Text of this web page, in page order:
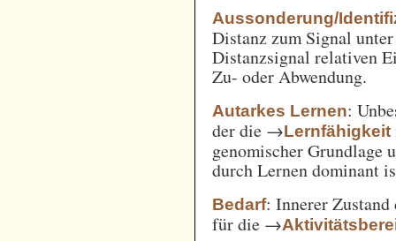
Aussonderung/
Distanz zum Signal
Distanzsignal relativen
Zu- oder Abwendung.
Autarkes Lernen:
der die →Lernfähigkeit
genomischer Grundlage
durch Lernen dominant
Bedarf: Innerer
für die →